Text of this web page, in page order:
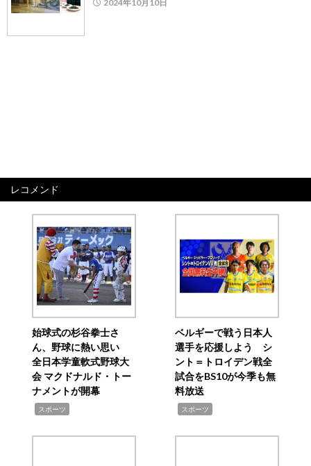
2024年10月10日
レコメンド
始球式の杉谷拳士さ
ん、野球に熱い思い
全日本学童軟式野球大
会 マクドナルド・トー
ナメントが開幕
スポーツ
ベルギーで戦う日本人
選手を応援しよう シ
ント＝トロイデン戦全
試合をBS10が今季も無
料放送
スポーツ